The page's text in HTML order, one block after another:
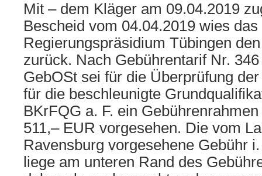
Mit – dem Kläger am 09.04.2019
Bescheid vom 04.04.2019 wies das
Regierungspräsidium Tübingen
zurück. Nach Gebührentarif Nr.
GebOSt sei für die Überprüfung
für die beschleunigte
BKrFQG a. F. ein
511,– EUR vorgesehen. Die vom
Ravensburg vorgesehene Gebühr
liege am unteren Rand des